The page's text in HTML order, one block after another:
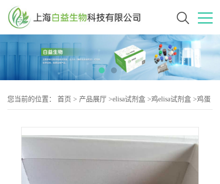
您当前的位置： 首页 > 产品展厅 >elisa试剂盒 >鸡elisa试剂盒 >鸡蛋